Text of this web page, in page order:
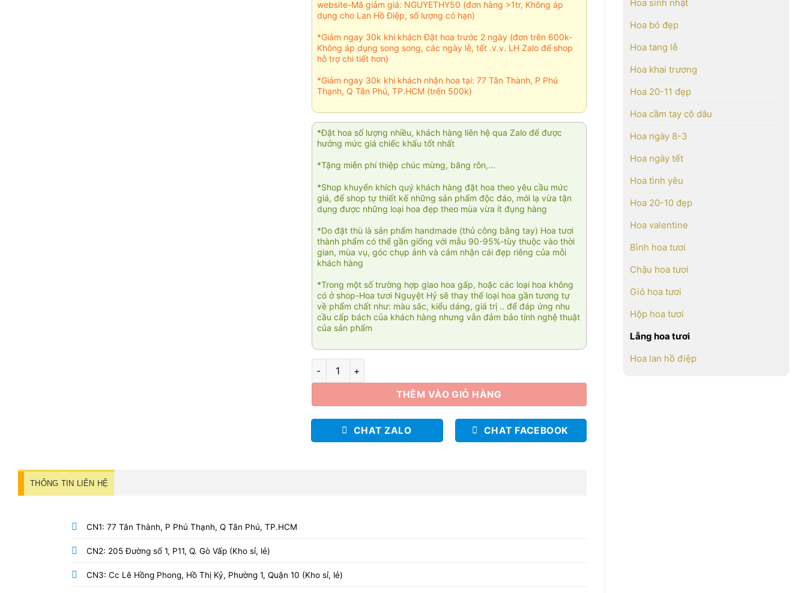
Hoa sinh nhật
Hoa bó đẹp
Hoa tang lễ
Hoa khai trương
Hoa 20-11 đẹp
Hoa cầm tay cô dâu
Hoa ngày 8-3
Hoa ngày tết
Hoa tình yêu
Hoa 20-10 đẹp
Hoa valentine
Bình hoa tươi
Chậu hoa tươi
Giỏ hoa tươi
Hộp hoa tươi
Lẵng hoa tươi
Hoa lan hồ điệp
website-Mã giảm giá: NGUYETHY50 (đơn hàng >1tr, Không áp
dụng cho Lan Hồ Điệp, số lượng có hạn)
*Giảm ngay 30k khi khách Đặt hoa trước 2 ngày (đơn trên 600k-
Không áp dụng song song, các ngày lễ, tết .v.v. LH Zalo để shop
hỗ trợ chi tiết hơn)
*Giảm ngay 30k khi khách nhận hoa tại: 77 Tân Thành, P Phú
Thạnh, Q Tân Phú, TP.HCM (trên 500k)
*Đặt hoa số lượng nhiều, khách hàng liên hệ qua Zalo để được
hưởng mức giá chiếc khấu tốt nhất
*Tặng miễn phí thiệp chúc mừng, băng rôn,...
*Shop khuyến khích quý khách hàng đặt hoa theo yêu cầu mức
giá, để shop tự thiết kế những sản phẩm độc đáo, mới lạ vừa tận
dụng được những loại hoa đẹp theo mùa vừa ít đụng hàng
*Do đặt thù là sản phẩm handmade (thủ công bằng tay) Hoa tươi
thành phẩm có thể gần giống với mẫu 90-95%-tùy thuộc vào thời
gian, mùa vụ, góc chụp ảnh và cảm nhận cái đẹp riêng của mỗi
khách hàng
*Trong một số trường hợp giao hoa gấp, hoặc các loại hoa không
có ở shop-Hoa tươi Nguyệt Hỷ sẽ thay thế loại hoa gần tương tự
về phẩm chất như: màu sắc, kiểu dáng, giá trị .. để đáp ứng nhu
cầu cấp bách của khách hàng nhưng vẫn đảm bảo tính nghệ thuật
của sản phẩm
New day 02 số lượng
THÊM VÀO GIỎ HÀNG
CHAT ZALO CHAT FACEBOOK
THÔNG TIN LIÊN HỆ
CN1: 77 Tân Thành, P Phú Thạnh, Q Tân Phú, TP.HCM
CN2: 205 Đường số 1, P11, Q. Gò Vấp (Kho sỉ, lẻ)
CN3: Cc Lê Hồng Phong, Hồ Thị Kỷ, Phường 1, Quận 10 (Kho sỉ, lẻ)